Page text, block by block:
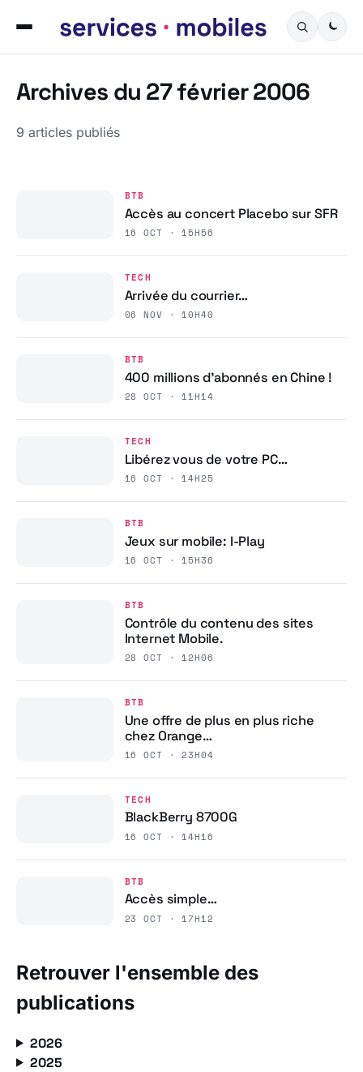
Archives du 27 février 2006
9 articles publiés
BTB
Accès au concert Placebo sur SFR
16 OCT · 15H56
TECH
Arrivée du courrier…
06 NOV · 10H40
BTB
400 millions d’abonnés en Chine !
28 OCT · 11H14
TECH
Libérez vous de votre PC…
16 OCT · 14H25
BTB
Jeux sur mobile: I-Play
16 OCT · 15H36
BTB
Contrôle du contenu des sites
Internet Mobile.
28 OCT · 12H06
BTB
Une offre de plus en plus riche
chez Orange…
16 OCT · 23H04
TECH
BlackBerry 8700G
16 OCT · 14H16
BTB
Accès simple…
23 OCT · 17H12
Retrouver l'ensemble des
publications
2026
2025